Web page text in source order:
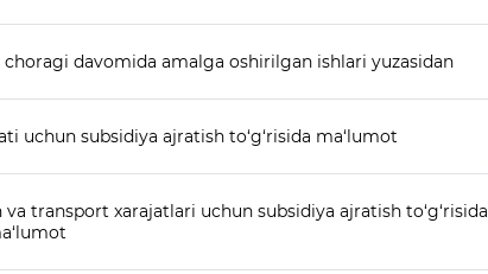
davomida amalga oshirilgan ishlari yuzasidan
uchun subsidiya ajratish to‘g‘risida ma‘lumot
transport xarajatlari uchun subsidiya ajratish to‘g‘risida